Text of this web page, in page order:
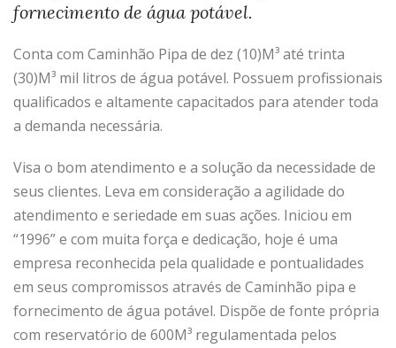
fornecimento de água potável.
Conta com Caminhão Pipa de dez (10)M³ até trinta
(30)M³ mil litros de água potável. Possuem profissionais
qualificados e altamente capacitados para atender toda
a demanda necessária.
Visa o bom atendimento e a solução da necessidade de
seus clientes. Leva em consideração a agilidade do
atendimento e seriedade em suas ações. Iniciou em
“1996” e com muita força e dedicação, hoje é uma
empresa reconhecida pela qualidade e pontualidades
em seus compromissos através de Caminhão pipa e
fornecimento de água potável. Dispõe de fonte própria
com reservatório de 600M³ regulamentada pelos